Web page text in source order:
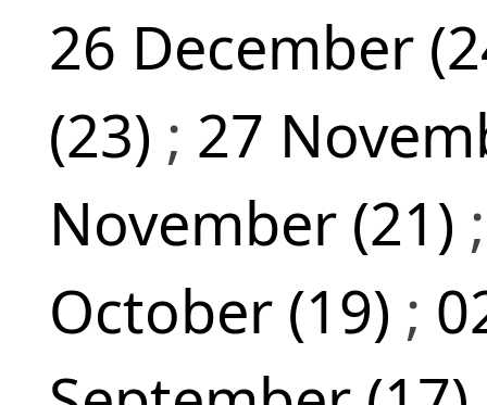
26 December
(23) ; 27
November (21)
October (19) ;